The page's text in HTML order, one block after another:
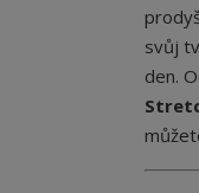
svůj
den.